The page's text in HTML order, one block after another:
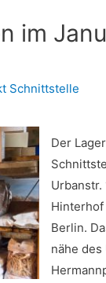
im
Schnittstelle
Der
Urbanstr.
Hinterhof
Berlin.
nähe